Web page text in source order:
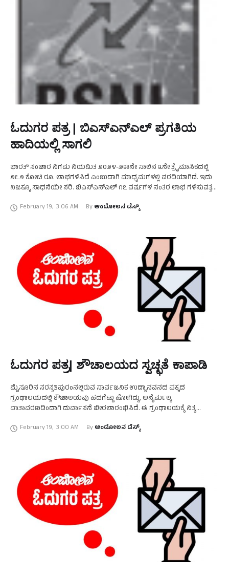
ಓದುಗರ ಪತ್ರ | ಬಿಎಸ್‌ಎನ್‌ಎಲ್ ಪ್ರಗತಿಯ
ಹಾದಿಯಲ್ಲಿ ಸಾಗಲಿ
ಭಾರತ್ ಸಂಚಾರ ನಿಗಮ ನಿಯಮಿತ ೨೦೨೪-೨೫ನೇ ಸಾಲಿನ ೩ನೇ ತ್ರೈಮಾಸಿಕದಲ್ಲಿ
೨೬೨ ಕೋಟಿ ರೂ. ಲಾಭಗಳಿಸಿದೆ ಎಂಬುದಾಗಿ ಮಾಧ್ಯಮಗಳಲ್ಲಿ ವರದಿಯಾಗಿದೆ. ಇದು
ನಿಜಕ್ಕೂ ಸಾಧನೆಯೇ ಸರಿ. ಬಿಎಸ್‌ಎನ್‌ಎಲ್ ೧೭ ವರ್ಷಗಳ ನಂತರ ಲಾಭ ಗಳಿಸುವತ್ತ
February 19, 3:06 AM By ಆಂದೋಲನ ಡೆಸ್ಕ್
ಓದುಗರ ಪತ್ರ| ಶೌಚಾಲಯದ ಸ್ವಚ್ಛತೆ ಕಾಪಾಡಿ
ಮೈಸೂರಿನ ಸರಸ್ವತಿಪುರಂನಲ್ಲಿರುವ ಸಾರ್ವಜನಿಕ ಉದ್ಯಾನವನದ ಪಕ್ಕದ
ಗ್ರಂಥಾಲಯದಲ್ಲಿ ಶೌಚಾಲಯವು ಹದಗೆಟ್ಟು ಹೋಗಿದ್ದು, ಅನೈರ್ಮಲ್ಯ
ವಾತಾವರಣದಿಂದಾಗಿ ದುರ್ವಾಸನೆ ಬೀರಲಾರಂಭಿಸಿದೆ. ಈ ಗ್ರಂಥಾಲಯಕ್ಕೆ ನಿತ್ಯ
ಬಳಸಬೇಕು. ಆದರೆ ಈ ಶೌಚಾ ಲಯ ಹದಗೆಟ್ಟು ಹೋಗಿದ್ದು, …
February 19, 3:00 AM By ಆಂದೋಲನ ಡೆಸ್ಕ್